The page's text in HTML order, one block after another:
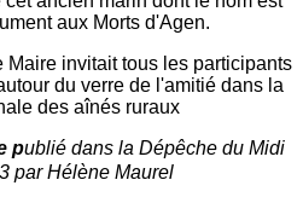
aux Morts d'Agen.
Maire invitait tous les participants
du verre de l'amitié dans la
des aînés ruraux
publié dans la Dépêche du Midi
par Hélène Maurel